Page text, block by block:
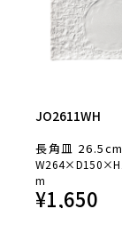
JO2611WH
長角皿
m
¥1,650